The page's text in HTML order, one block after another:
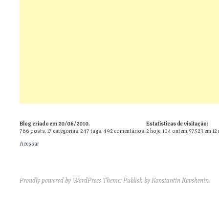
Blog criado em 20/06/2010.
766posts,17 categorias,247tags,492comentários.
Estatísticas de visitação:
2 hoje, 104 ontem, 57.523 em 12
Acessar
Proudly powered by WordPress Theme: Publish byKonstantin Kovshenin.